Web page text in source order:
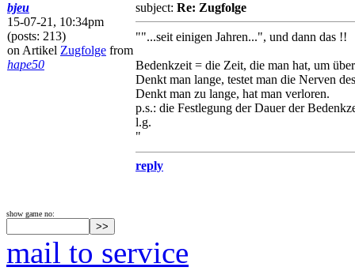
bjeu
15-07-21, 10:34pm
(posts: 213)
on Artikel Zugfolge from
hape50
subject: Re: Zugfolge
""...seit einigen Jahren...", und dann das !!
Bedenkzeit = die Zeit, die man hat, um
Denkt man lange, testet man die Nerven
Denkt man zu lange, hat man verloren.
p.s.: die Festlegung der Dauer der
l.g.
"
reply
show game no:
mail to service